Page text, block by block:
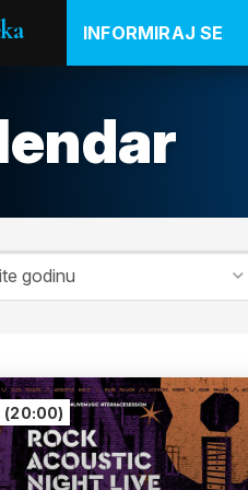
INFORMIRAJ SE
(20:00)